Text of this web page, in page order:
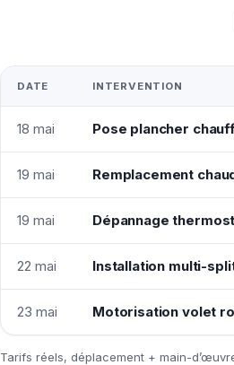
DATE INTERVENTION
18 mai Pose plancher
19 mai Remplacement
19 mai Dépannage
22 mai Installation multi-
23 mai Motorisation volet
Tarifs réels, déplacement + main-